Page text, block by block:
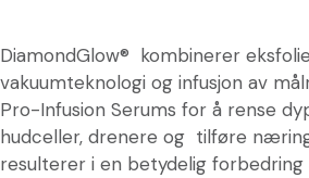
DiamondGlow® kombinerer
vakuumteknologi og infusjon av
Pro-Infusion Serums for å rense
hudceller, drenere og tilføre
resulterer i en betydelig forbedring